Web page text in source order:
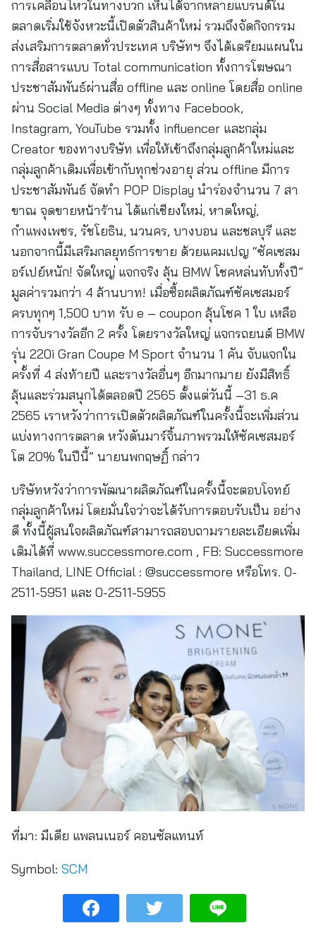
การเคลื่อนไหวในทางบวก เห็นได้จากหลายแบรนด์ใน
ตลาดเริ่มใช้จังหวะนี้เปิดตัวสินค้าใหม่ รวมถึงจัดกิจกรรม
ส่งเสริมการตลาดทั่วประเทศ บริษัทฯ จึงได้เตรียมแผนใน
การสื่อสารแบบ Total communication ทั้งการโฆษณา
ประชาสัมพันธ์ผ่านสื่อ offline และ online โดยสื่อ online
ผ่าน Social Media ต่างๆ ทั้งทาง Facebook,
Instagram, YouTube รวมทั้ง influencer และกลุ่ม
Creator ของทางบริษัท เพื่อให้เข้าถึงกลุ่มลูกค้าใหม่และ
กลุ่มลูกค้าเดิมเพื่อเข้ากับทุกช่วงอายุ ส่วน offline มีการ
ประชาสัมพันธ์ จัดทำ POP Display นำร่องจำนวน 7 สา
ขาณ จุดขายหน้าร้าน ได้แก่เชียงใหม่, หาดใหญ่,
กำแพงเพชร, รัชโยธิน, นวนคร, บางบอน และชลบุรี และ
นอกจากนี้มีเสริมกลยุทธ์การขาย ด้วยแคมเปญ “ซัคเซสม
อร์เปย์หนัก! จัดใหญ่ แจกจริง ลุ้น BMW โชคหล่นทับทั้งปี”
มูลค่ารวมกว่า 4 ล้านบาท! เมื่อซื้อผลิตภัณฑ์ซัคเซสมอร์
ครบทุกๆ 1,500 บาท รับ e – coupon ลุ้นโชค 1 ใบ เหลือ
การจับรางวัลอีก 2 ครั้ง โดยรางวัลใหญ่ แจกรถยนต์ BMW
รุ่น 220i Gran Coupe M Sport จำนวน 1 คัน จับแจกใน
ครั้งที่ 4 ส่งท้ายปี และรางวัลอื่นๆ อีกมากมาย ยังมีสิทธิ์
ลุ้นและร่วมสนุกได้ตลอดปี 2565 ตั้งแต่วันนี้ –31 ธ.ค
2565 เราหวังว่าการเปิดตัวผลิตภัณฑ์ในครั้งนี้จะเพิ่มส่วน
แบ่งทางการตลาด หวังดันมาร์จิ้นภาพรวมให้ซัคเซสมอร์
โต 20% ในปีนี้” นายนพกฤษฏิ์ กล่าว
บริษัทหวังว่าการพัฒนาผลิตภัณฑ์ในครั้งนี้จะตอบโจทย์
กลุ่มลูกค้าใหม่ โดยมั่นใจว่าจะได้รับการตอบรับเป็น อย่าง
ดี ทั้งนี้ผู้สนใจผลิตภัณฑ์สามารถสอบถามรายละเอียดเพิ่ม
เติมได้ที่ www.successmore.com , FB: Successmore
Thailand, LINE Official : @successmore หรือโทร. 0-
2511-5951 และ 0-2511-5955
ที่มา: มีเดีย แพลนเนอร์ คอนซัลแทนท์
Symbol: SCM